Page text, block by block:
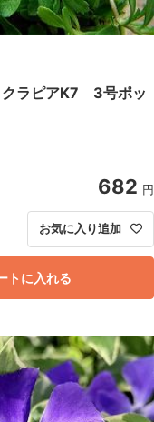
クラピアK7 3号ポッ
682 円
トに入れる
お気に入り追加